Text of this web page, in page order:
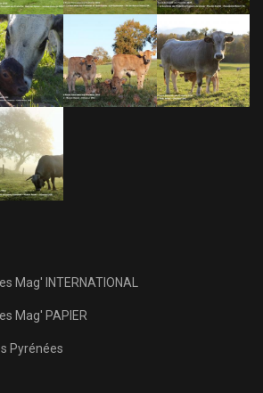
Mag' INTERNATIONAL
Mag' PAPIER
Pyrénées